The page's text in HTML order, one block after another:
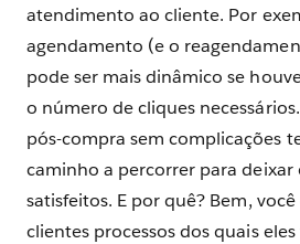
atendimento ao cliente. Por
agendamento (e o
pode ser mais dinâmico se
o número de cliques
pós-compra sem complicações
caminho a percorrer para deixar
satisfeitos. E por quê? Bem,
clientes processos dos quais